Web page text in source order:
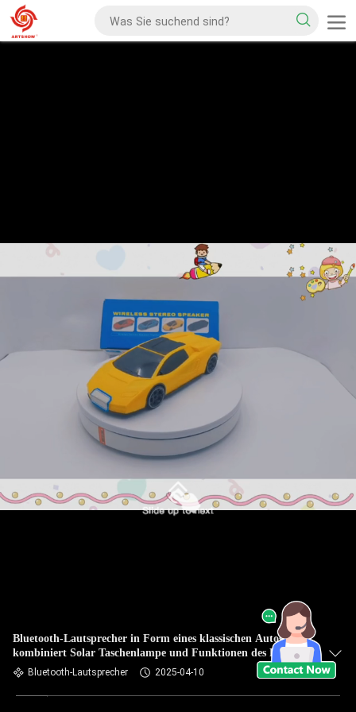
Bluetooth-Lautsprecher in Form eines klassischen Autos
kombiniert Solar Taschenlampe und Funktionen des Radios
für Heimreisen im Freien
Bluetooth-Lautsprecher 2025-04-10